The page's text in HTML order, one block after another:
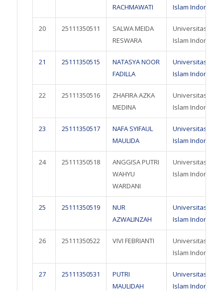
RACHMAWATI
Islam Indonesia
20 25111350511
SALWA MEIDA
RESWARA
Universitas
Islam Indonesia
21 25111350515
NATASYA NOOR
FADILLA
Universitas
Islam Indonesia
22 25111350516
ZHAFIRA AZKA
MEDINA
Universitas
Islam Indonesia
23 25111350517
NAFA SYIFAUL
MAULIDA
Universitas
Islam Indonesia
24 25111350518
ANGGISA PUTRI
WAHYU
WARDANI
Universitas
Islam Indonesia
25 25111350519
NUR
AZWALINZAH
Universitas
Islam Indonesia
26 25111350522 VIVI FEBRIANTI
Universitas
Islam Indonesia
27 25111350531
PUTRI
MAULIDAH
Universitas
Islam Indonesia